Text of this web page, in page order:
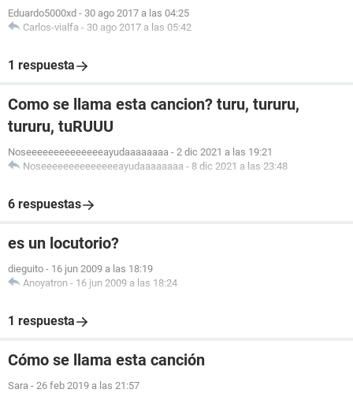
Eduardo5000xd - 30 ago 2017 a las 04:25
Carlos-vialfa - 30 ago 2017 a las 05:42
1 respuesta
Como se llama esta cancion? turu, tururu,
tururu, tuRUUU
Noseeeeeeeeeeeeeeayudaaaaaaaa - 2 dic 2021 a las 19:21
Noseeeeeeeeeeeeeeayudaaaaaaaa - 8 dic 2021 a las 23:48
6 respuestas
es un locutorio?
dieguito - 16 jun 2009 a las 18:19
Anoyatron - 16 jun 2009 a las 18:24
1 respuesta
Cómo se llama esta canción
Sara - 26 feb 2019 a las 21:57